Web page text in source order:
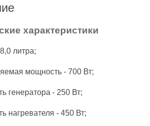
характеристики
литра;
мощность - 700 Вт;
генератора - 250 Вт;
нагревателя - 450 Вт;